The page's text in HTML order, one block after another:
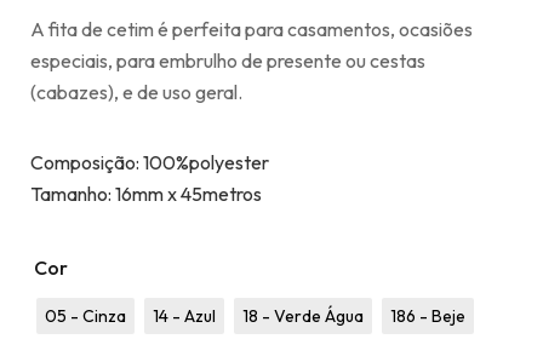
A fita de cetim é perfeita para casamentos, ocasiões
especiais, para embrulho de presente ou cestas
(cabazes), e de uso geral.
Composição: 100%polyester
Tamanho: 16mm x 45metros
Cor
05 - Cinza 14 - Azul 18 - Verde Água 186 - Beje